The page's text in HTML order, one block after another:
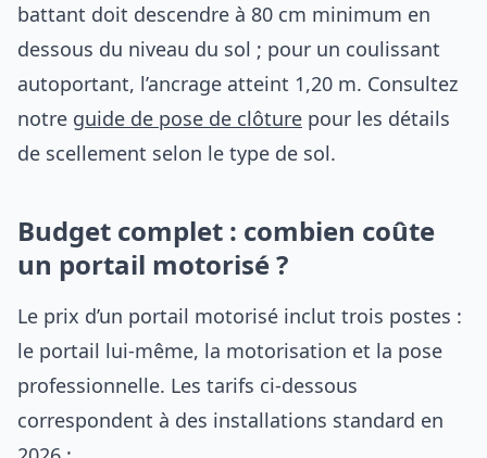
battant doit descendre à 80 cm minimum en
dessous du niveau du sol ; pour un coulissant
autoportant, l’ancrage atteint 1,20 m. Consultez
notre guide de pose de clôture pour les détails
de scellement selon le type de sol.
Budget complet : combien coûte
un portail motorisé ?
Le prix d’un portail motorisé inclut trois postes :
le portail lui-même, la motorisation et la pose
professionnelle. Les tarifs ci-dessous
correspondent à des installations standard en